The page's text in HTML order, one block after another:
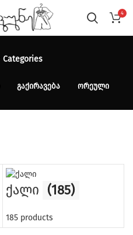
4
Categories
ᲒᲐᲥᲘᲠᲐᲕᲔᲑᲐ
ᲝᲠᲔᲣᲚᲘ
ქალი (185)
185 products